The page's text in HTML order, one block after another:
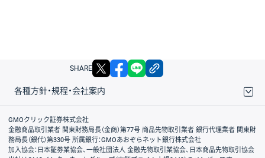
SHARE X facebook
各種方針・規程・会社案内
取引規程・約款
サイトマップ
その他のご案内
個人情報保護方針
最良執行方針
サイトのご利用について
ディスクレイマー
信託保全
リスク説明
会社案内
GMOクリック証券株式会社
金融商品取引業者 関東財務局長（金商）第77号 商品先物取引業者 銀行代理業者 関東財
務局長（銀代）第330号 所属銀行：GMOあおぞらネット銀行株式会社
加入協会：日本証券業協会、一般社団法人 金融先物取引業協会、日本商品先物取引協会